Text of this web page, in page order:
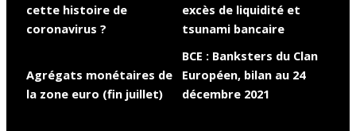
cette histoire de
coronavirus ?
excès de liquidité et
tsunami bancaire
Agrégats monétaires de
la zone euro (fin juillet)
BCE : Banksters du Clan
Européen, bilan au 24
décembre 2021